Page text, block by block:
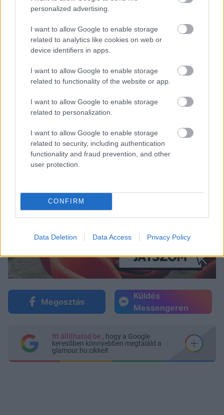
personalized advertising.
I want to allow Google to enable storage
related to analytics like cookies on web or
device identifiers in apps.
I want to allow Google to enable storage
related to functionality of the website or app.
I want to allow Google to enable storage
related to personalization.
I want to allow Google to enable storage
related to security, including authentication
functionality and fraud prevention, and other
user protection.
CONFIRM
Data Deletion Data Access Privacy Policy
Vilmos herceg világossá tette, hogy Kamilla nem
Megosztás
Küldés
Messengeren
Itt állíthatod be , hogy a Google
keresőben könnyebben megtaláld a
glamour.hu cikkeit